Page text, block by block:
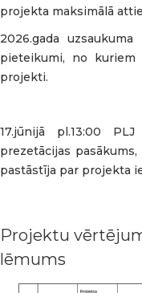
projekta maksimālā
2026.gada
pieteikumi, no
projekti.
17.jūnijā pl.13:00
prezetācijas
pastāstīja par projekta
Projektu
lēmums